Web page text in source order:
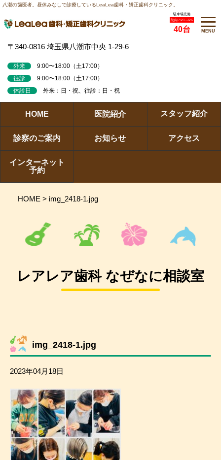
八潮の歯医者。昼休みなしで診療しているLeaLea歯科・矯正歯科クリニック。
〒340-0816 埼玉県八潮市中央 1-29-6
駐車場完備
院内 / P1～P6
40台 MENU
外来 9:00〜18:00（土17:00）
往診 9:00〜18:00（土17:00）
休診日 外来：日・祝、往診：日・祝
HOME 医院紹介 スタッフ紹介
診察のご案内 お知らせ アクセス
インターネット
予約
HOME > img_2418-1.jpg
レアレア歯科 なぜなに相談室
img_2418-1.jpg
2023年04月18日